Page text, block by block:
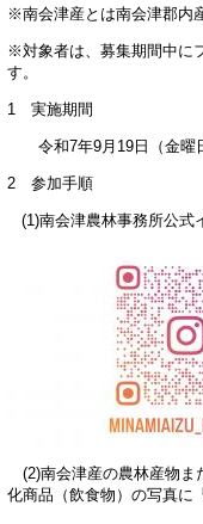
※南会津産とは南会津郡内
※対象者は、募集期間中に
す。
1 実施期間
令和7年9月19日（金曜
2 参加手順
(1)南会津農林事務所公式
(2)南会津産の農林産物ま
化商品（飲食物）の写真に